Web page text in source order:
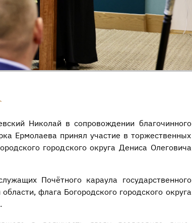
Николай в сопровождении благочинного
Ермолаева принял участие в торжественных
городского округа Дениса Олеговича
Почётного караула государственного
флага Богородского городского округа